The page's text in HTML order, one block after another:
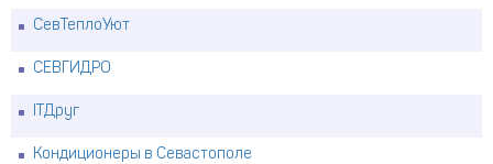
СевТеплоУют
СЕВГИДРО
ITДруг
Кондиционеры в Севастополе